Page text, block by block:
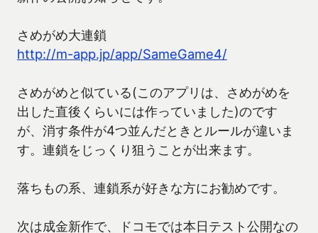
さめがめ大連鎖
http://m-app.jp/app/SameGame4/
さめがめと似ている(このアプリは、さめがめを
出した直後くらいには作っていました)のです
が、消す条件が4つ並んだときとルールが違いま
す。連鎖をじっくり狙うことが出来ます。
落ちもの系、連鎖系が好きな方にお勧めです。
次は成金新作で、ドコモでは本日テスト公開なの